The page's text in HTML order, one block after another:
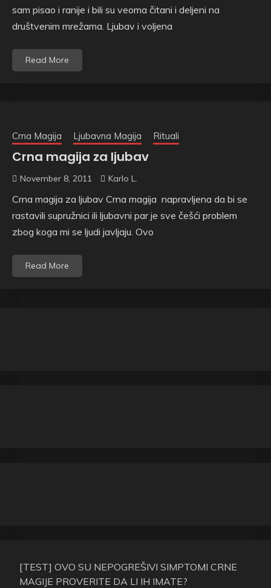
sam pisao i ranije i bili su veoma čitani i deljeni na
društvenim mrežama. Ljubav i voljena
Read More
Crna Magija Ljubavna Magija Rituali
Crna magija za ljubav
November 8, 2011 Karlo L.
Crna magija za ljubav Crna magija napravljena da bi se
rastavili supružnici ili ljubavni par je sve češći problem
zbog koga mi se ljudi javljaju. Ovo
Read More
[TEST] OVO SU NEPOGREŠIVI SIMPTOMI CRNE
MAGIJE PROVERITE DA LI IH IMATE?